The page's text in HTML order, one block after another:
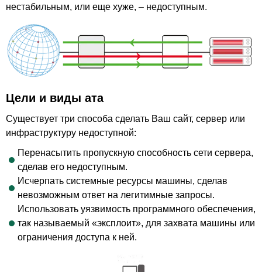
нестабильным, или еще хуже, – недоступным.
Цели и виды ата
Существует три способа сделать Ваш сайт, сервер или
инфраструктуру недоступной:
Перенасытить пропускную способность сети сервера,
сделав его недоступным.
Исчерпать системные ресурсы машины, сделав
невозможным ответ на легитимные запросы.
Использовать уязвимость программного обеспечения,
так называемый «эксплоит», для захвата машины или
ограничения доступа к ней.